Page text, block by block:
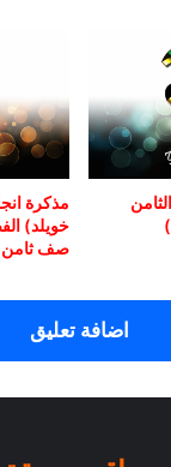
مذكرة
خويلد)
صف ثامن Grade 8
اضافة تعليق